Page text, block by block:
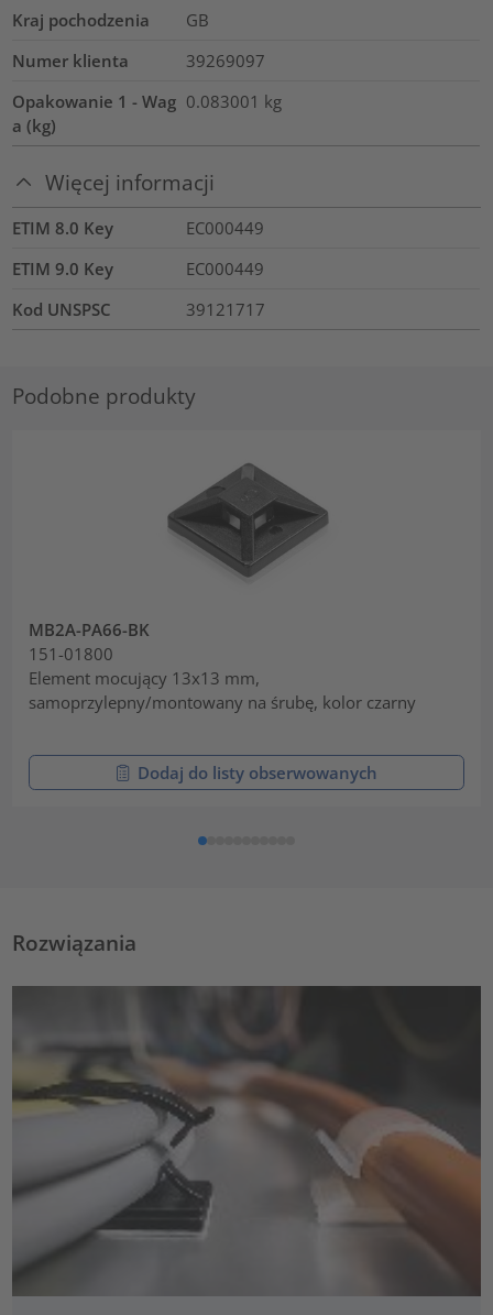
Kraj pochodzenia
GB
Numer klienta
39269097
Opakowanie 1 - Wag
a (kg)
0.083001 kg
Więcej informacji
ETIM 8.0 Key
EC000449
ETIM 9.0 Key
EC000449
Kod UNSPSC
39121717
Podobne produkty
MB2A-PA66-BK
151-01800
Element mocujący 13x13 mm,
samoprzylepny/montowany na śrubę, kolor czarny
Dodaj do listy obserwowanych
Rozwiązania